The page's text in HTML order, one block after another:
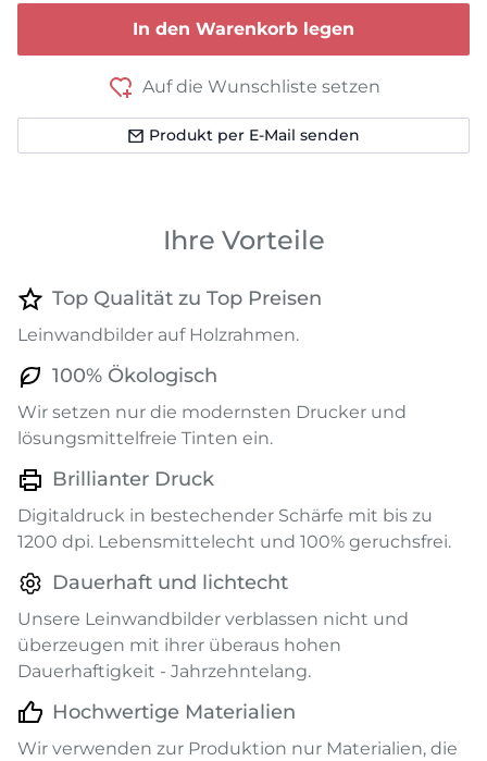
In den Warenkorb legen
Auf die Wunschliste setzen
Produkt per E-Mail senden
Ihre Vorteile
Top Qualität zu Top Preisen
Leinwandbilder auf Holzrahmen.
100% Ökologisch
Wir setzen nur die modernsten Drucker und
lösungsmittelfreie Tinten ein.
Brillianter Druck
Digitaldruck in bestechender Schärfe mit bis zu
1200 dpi. Lebensmittelecht und 100% geruchsfrei.
Dauerhaft und lichtecht
Unsere Leinwandbilder verblassen nicht und
überzeugen mit ihrer überaus hohen
Dauerhaftigkeit - Jahrzehntelang.
Hochwertige Materialien
Wir verwenden zur Produktion nur Materialien, die